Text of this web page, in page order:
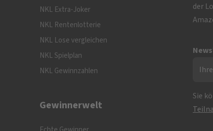
NKL Extra-Joker
NKL Rentenlotterie
NKL Lose vergleichen
NKL Spielplan
NKL Gewinnzahlen
Gewinnerwelt
der
Sie